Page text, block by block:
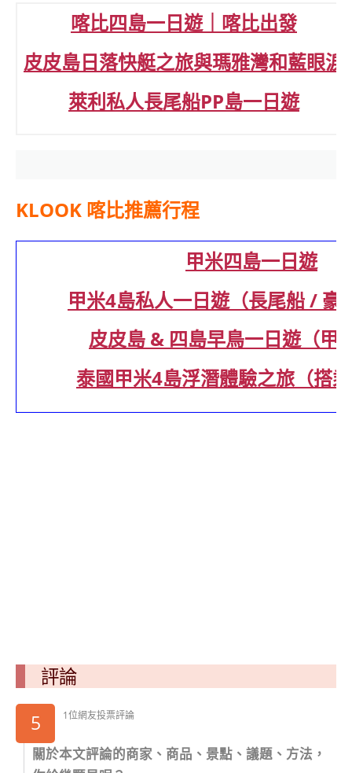
喀比四島一日遊｜喀比出發
皮皮島日落快艇之旅與瑪雅灣和藍眼淚
萊利私人長尾船PP島一日遊
KLOOK 喀比推薦行程
甲米四島一日遊
甲米4島私人一日遊（長尾船 / 豪
皮皮島 & 四島早鳥一日遊（甲
泰國甲米4島浮潛體驗之旅（搭
評論
5
1位網友投票評論
關於本文評論的商家、商品、景點、議題、方法，